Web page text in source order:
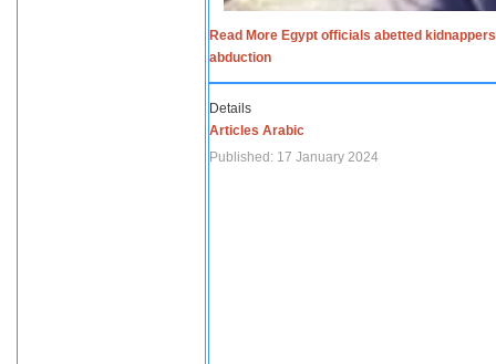
Read More Egypt officials abetted
abduction
Details
Articles Arabic
Published: 17 January 2024